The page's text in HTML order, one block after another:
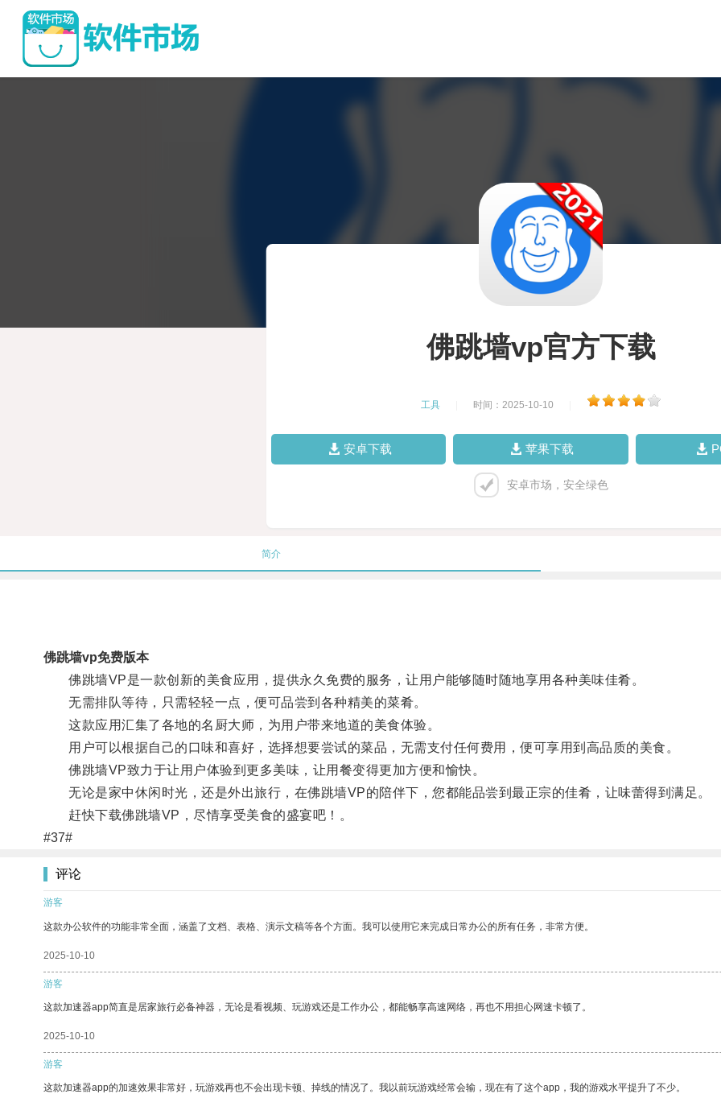
佛跳墙vp官方下载
工具 时间：2025-10-10
安卓下载 苹果下载
安卓市场，安全绿色
简介
佛跳墙vp免费版本
佛跳墙VP是一款创新的美食应用，提供永久免费的服务，让用户能够随时随地享用各种美味佳肴。
无需排队等待，只需轻轻一点，便可品尝到各种精美的菜肴。
这款应用汇集了各地的名厨大师，为用户带来地道的美食体验。
用户可以根据自己的口味和喜好，选择想要尝试的菜品，无需支付任何费用，便可享用到高品质的美食。
佛跳墙VP致力于让用户体验到更多美味，让用餐变得更加方便和愉快。
无论是家中休闲时光，还是外出旅行，在佛跳墙VP的陪伴下，您都能品尝到最正宗的佳肴，让味蕾得到满足。
赶快下载佛跳墙VP，尽情享受美食的盛宴吧！。
#37#
评论
游客
这款办公软件的功能非常全面，涵盖了文档、表格、演示文稿等各个方面。我可以使用它来完成日常办公的所有任务，非常方便。
2025-10-10
游客
这款加速器app简直是居家旅行必备神器，无论是看视频、玩游戏还是工作办公，都能畅享高速网络，再也不用担心网速卡顿了。
2025-10-10
游客
这款加速器app的加速效果非常好，玩游戏再也不会出现卡顿、掉线的情况了。我以前玩游戏经常会输，现在有了这个app，我的游戏水平提升了不少。